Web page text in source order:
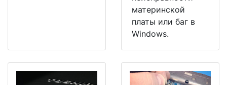
материнской
платы или баг в
Windows.